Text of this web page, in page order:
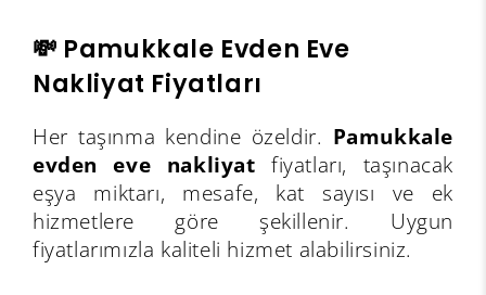
💸 Pamukkale Evden Eve
Nakliyat Fiyatları
Her taşınma kendine özeldir. Pamukkale
evden eve nakliyat fiyatları, taşınacak
eşya miktarı, mesafe, kat sayısı ve ek
hizmetlere göre şekillenir. Uygun
fiyatlarımızla kaliteli hizmet alabilirsiniz.